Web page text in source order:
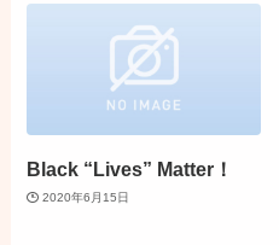
Black “Lives” Matter！
2020年6月15日